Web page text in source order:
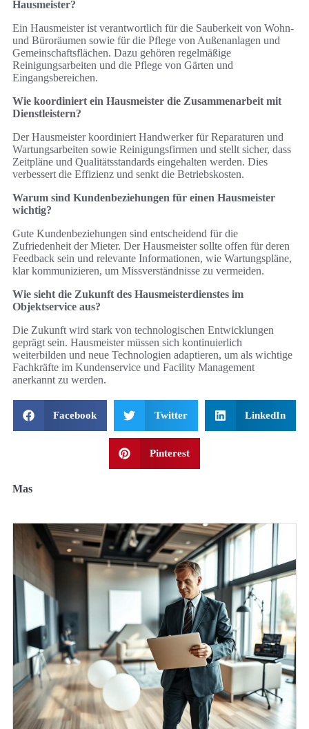
Hausmeister?
Ein Hausmeister ist verantwortlich für die Sauberkeit von Wohn-
und Büroräumen sowie für die Pflege von Außenanlagen und
Gemeinschaftsflächen. Dazu gehören regelmäßige
Reinigungsarbeiten und die Pflege von Gärten und
Eingangsbereichen.
Wie koordiniert ein Hausmeister die Zusammenarbeit mit
Dienstleistern?
Der Hausmeister koordiniert Handwerker für Reparaturen und
Wartungsarbeiten sowie Reinigungsfirmen und stellt sicher, dass
Zeitpläne und Qualitätsstandards eingehalten werden. Dies
verbessert die Effizienz und senkt die Betriebskosten.
Warum sind Kundenbeziehungen für einen Hausmeister
wichtig?
Gute Kundenbeziehungen sind entscheidend für die
Zufriedenheit der Mieter. Der Hausmeister sollte offen für deren
Feedback sein und relevante Informationen, wie Wartungspläne,
klar kommunizieren, um Missverständnisse zu vermeiden.
Wie sieht die Zukunft des Hausmeisterdienstes im
Objektservice aus?
Die Zukunft wird stark von technologischen Entwicklungen
geprägt sein. Hausmeister müssen sich kontinuierlich
weiterbilden und neue Technologien adaptieren, um als wichtige
Fachkräfte im Kundenservice und Facility Management
anerkannt zu werden.
Facebook Twitter LinkedIn
Pinterest
Mas